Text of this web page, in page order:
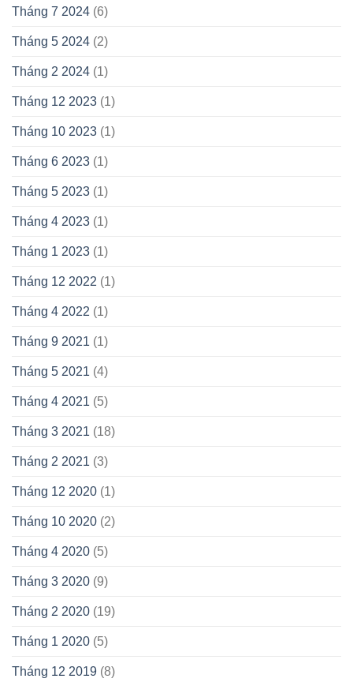
Tháng 7 2024 (6)
Tháng 5 2024 (2)
Tháng 2 2024 (1)
Tháng 12 2023 (1)
Tháng 10 2023 (1)
Tháng 6 2023 (1)
Tháng 5 2023 (1)
Tháng 4 2023 (1)
Tháng 1 2023 (1)
Tháng 12 2022 (1)
Tháng 4 2022 (1)
Tháng 9 2021 (1)
Tháng 5 2021 (4)
Tháng 4 2021 (5)
Tháng 3 2021 (18)
Tháng 2 2021 (3)
Tháng 12 2020 (1)
Tháng 10 2020 (2)
Tháng 4 2020 (5)
Tháng 3 2020 (9)
Tháng 2 2020 (19)
Tháng 1 2020 (5)
Tháng 12 2019 (8)